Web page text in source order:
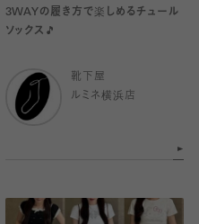
3WAYの履き方で楽しめるチュール
ソックス🎵
靴下屋
ルミネ横浜店